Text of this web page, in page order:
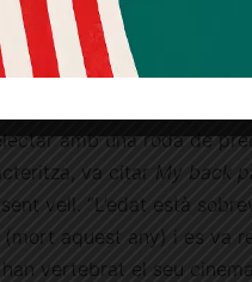
al meu entendre, del
amb una roda de
va citar My back
vell. “L’edat està
aquest any) i es va
vertebrat el seu